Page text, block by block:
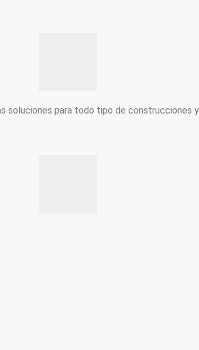
soluciones para todo tipo de construcciones